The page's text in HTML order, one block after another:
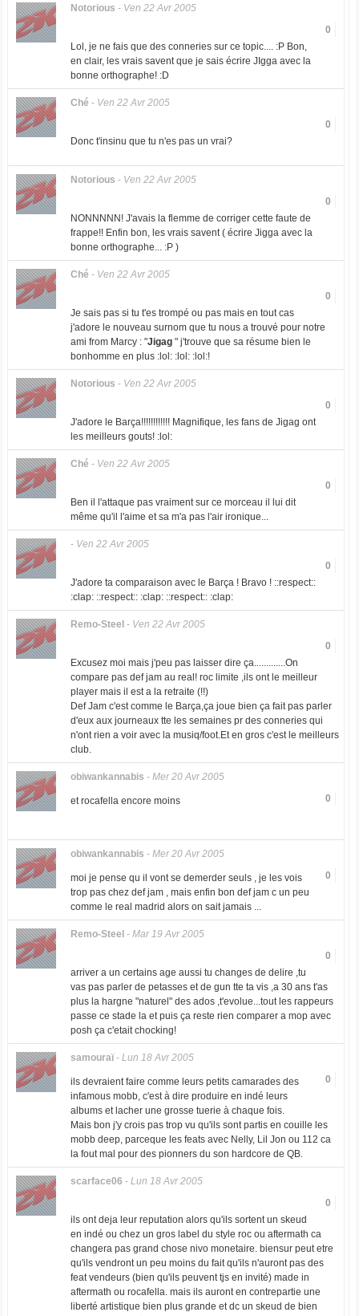
Notorious - Ven 22 Avr 2005
0
Lol, je ne fais que des conneries sur ce topic.... :P Bon,
en clair, les vrais savent que je sais écrire JIgga avec la
bonne orthographe! :D
Ché - Ven 22 Avr 2005
0
Donc t'insinu que tu n'es pas un vrai?
Notorious - Ven 22 Avr 2005
0
NONNNNN! J'avais la flemme de corriger cette faute de
frappe!! Enfin bon, les vrais savent ( écrire Jigga avec la
bonne orthographe... :P )
Ché - Ven 22 Avr 2005
0
Je sais pas si tu t'es trompé ou pas mais en tout cas
j'adore le nouveau surnom que tu nous a trouvé pour notre
ami from Marcy : "Jigag " j'trouve que sa résume bien le
bonhomme en plus :lol: :lol: :lol:!
Notorious - Ven 22 Avr 2005
0
J'adore le Barça!!!!!!!!!!!! Magnifique, les fans de Jigag ont
les meilleurs gouts! :lol:
Ché - Ven 22 Avr 2005
0
Ben il l'attaque pas vraiment sur ce morceau il lui dit
même qu'il l'aime et sa m'a pas l'air ironique...
- Ven 22 Avr 2005
0
J'adore ta comparaison avec le Barça ! Bravo ! ::respect::
:clap: ::respect:: :clap: ::respect:: :clap:
Remo-Steel - Ven 22 Avr 2005
0
Excusez moi mais j'peu pas laisser dire ça.............On
compare pas def jam au real! roc limite ,ils ont le meilleur
player mais il est a la retraite (!!)
Def Jam c'est comme le Barça,ça joue bien ça fait pas parler
d'eux aux journeaux tte les semaines pr des conneries qui
n'ont rien a voir avec la musiq/foot.Et en gros c'est le meilleurs
club.
obiwankannabis - Mer 20 Avr 2005
0
et rocafella encore moins
obiwankannabis - Mer 20 Avr 2005
0
moi je pense qu il vont se demerder seuls , je les vois
trop pas chez def jam , mais enfin bon def jam c un peu
comme le real madrid alors on sait jamais ...
Remo-Steel - Mar 19 Avr 2005
0
arriver a un certains age aussi tu changes de delire ,tu
vas pas parler de petasses et de gun tte ta vis ,a 30 ans t'as
plus la hargne "naturel" des ados ,t'evolue...tout les rappeurs
passe ce stade la et puis ça reste rien comparer a mop avec
posh ça c'etait chocking!
samouraï- Lun 18 Avr 2005
0
ils devraient faire comme leurs petits camarades des
infamous mobb, c'est à dire produire en indé leurs
albums et lacher une grosse tuerie à chaque fois.
Mais bon j'y crois pas trop vu qu'ils sont partis en couille les
mobb deep, parceque les feats avec Nelly, Lil Jon ou 112 ca
la fout mal pour des pionners du son hardcore de QB.
scarface06 - Lun 18 Avr 2005
0
ils ont deja leur reputation alors qu'ils sortent un skeud
en indé ou chez un gros label du style roc ou aftermath ca
changera pas grand chose nivo monetaire. biensur peut etre
qu'ils vendront un peu moins du fait qu'ils n'auront pas des
feat vendeurs (bien qu'ils peuvent tjs en invité) made in
aftermath ou rocafella. mais ils auront en contrepartie une
liberté artistique bien plus grande et dc un skeud de bien